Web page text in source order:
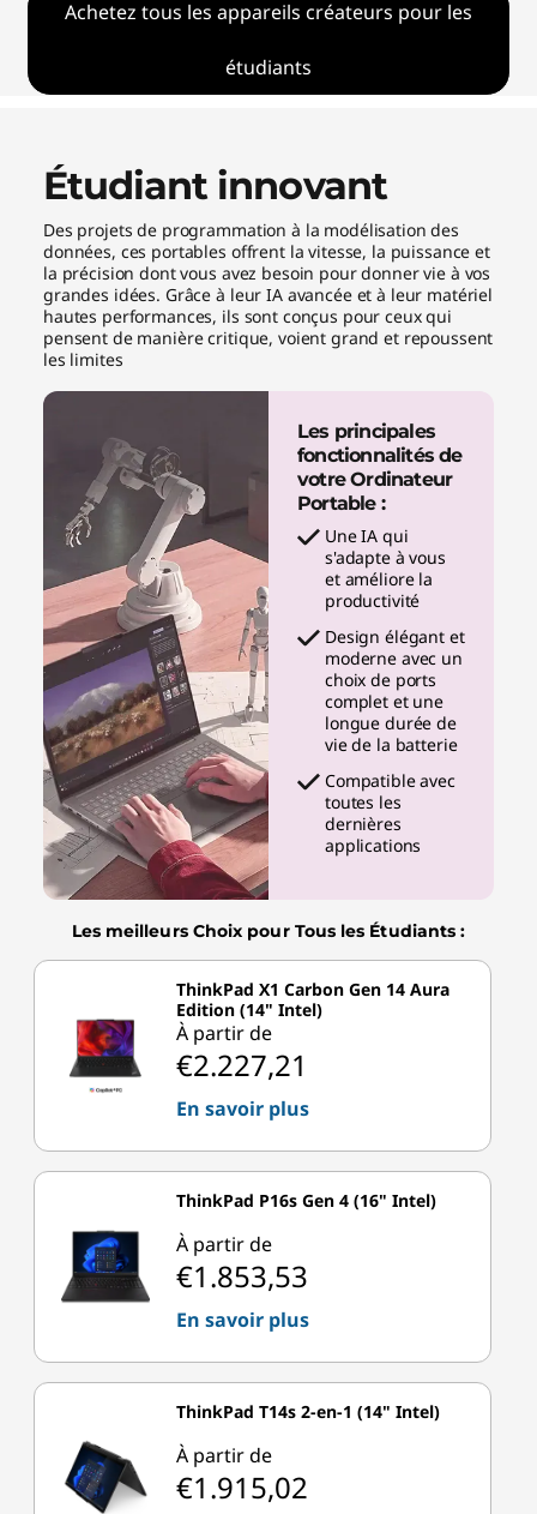
Achetez tous les appareils créateurs pour les
étudiants
Étudiant innovant
Des projets de programmation à la modélisation des
données, ces portables offrent la vitesse, la puissance et
la précision dont vous avez besoin pour donner vie à vos
grandes idées. Grâce à leur IA avancée et à leur matériel
hautes performances, ils sont conçus pour ceux qui
pensent de manière critique, voient grand et repoussent
les limites
Les principales
fonctionnalités de
votre Ordinateur
Portable :
Une IA qui
s'adapte à vous
et améliore la
productivité
Design élégant et
moderne avec un
choix de ports
complet et une
longue durée de
vie de la batterie
Compatible avec
toutes les
dernières
applications
Les meilleurs Choix pour Tous les Étudiants :
ThinkPad X1 Carbon Gen 14 Aura
Edition (14" Intel)
À partir de
€2.227,21
En savoir plus
ThinkPad P16s Gen 4 (16" Intel)
À partir de
€1.853,53
En savoir plus
ThinkPad T14s 2-en-1 (14" Intel)
À partir de
€1.915,02